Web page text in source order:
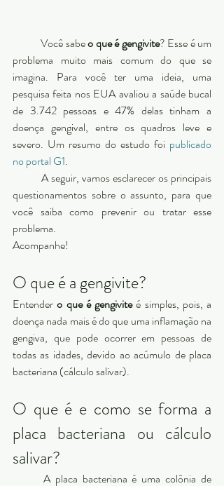
	Você sabe
o que é gengivite? Esse é um
problema muito mais comum do que se
imagina. Para você ter uma ideia, uma
pesquisa feita nos EUA avaliou a saúde bucal
de 3.742 pessoas e 47% delas tinham a
doença gengival, entre os quadros leve e
severo. Um resumo do estudo foi publicado
no portal G1.
questionamentos sobre o assunto, para que
você saiba como prevenir ou tratar esse
problema.
Acompanhe!
O que é a gengivite?
Entender o que é gengivite é simples, pois, a
doença nada mais é do que uma inflamação na
gengiva, que pode ocorrer em pessoas de
todas as idades, devido ao acúmulo de placa
bacteriana (cálculo salivar).
O que é e como se forma a
placa bacteriana ou cálculo
salivar?